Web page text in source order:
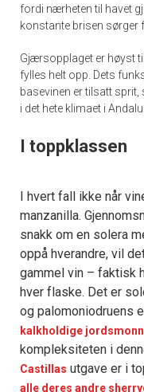
fordi nærheten til havet
konstante brisen sørger
Gjærsopplaget er høyst
fylles helt opp. Dets
basevinen er tilsatt sprit,
i det hete klimaet i
I toppklassen
I hvert fall ikke når
manzanilla.
snakk om en solera
oppå hverandre, vil
gammel vin – faktisk
hver flaske. Det er
og palomoniodruens
kalkholdige
kompleksiteten i
Castillas utgave er i
alle deres andre